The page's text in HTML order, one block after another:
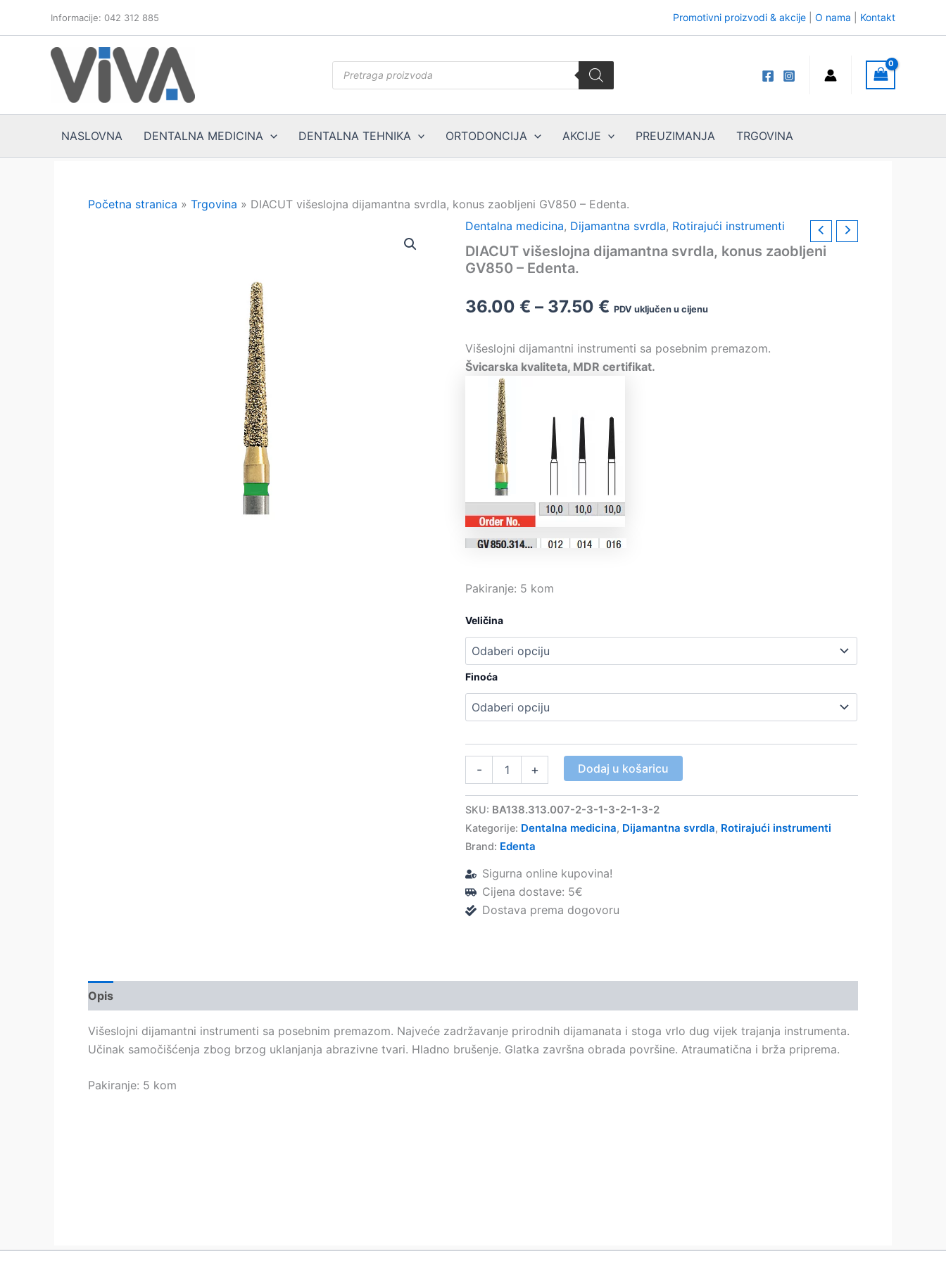
Informacije: 042 312 885 Promotivni proizvodi & akcije O nama Kontakt
search
NASLOVNA DENTALNA MEDICINA DENTALNA TEHNIKA ORTODONCIJA AKCIJE PREUZIMANJA TRGOVINA
Početna stranica » Trgovina » DIACUT višeslojna dijamantna svrdla, konus zaobljeni GV850 – Edenta.
Dentalna medicina, Dijamantna svrdla, Rotirajući instrumenti
DIACUT višeslojna dijamantna svrdla, konus zaobljeni
GV850 – Edenta.
36.00€ – 37.50€ Raspon
od
36.00 €
PDV uključen u cijenu
Višeslojni dijamantni instrumenti sa posebnim premazom.
Švicarska kvaliteta, MDR certifikat.
Pakiranje: 5 kom
Veličina
Finoća
-
višeslojna
svrdla,
zaobljeni
GV850
Edenta.
količina
+ Dodaj u košaricu
SKU: BA138.313.007-2-3-1-3-2-1-3-2
Kategorije: Dentalna medicina, Dijamantna svrdla, Rotirajući instrumenti
Brand: Edenta
Sigurna online kupovina!
Cijena dostave: 5€
Dostava prema dogovoru
Opis
Višeslojni dijamantni instrumenti sa posebnim premazom. Najveće zadržavanje prirodnih dijamanata i stoga vrlo dug vijek trajanja instrumenta.
Učinak samočišćenja zbog brzog uklanjanja abrazivne tvari. Hladno brušenje. Glatka završna obrada površine. Atraumatična i brža priprema.
Pakiranje: 5 kom